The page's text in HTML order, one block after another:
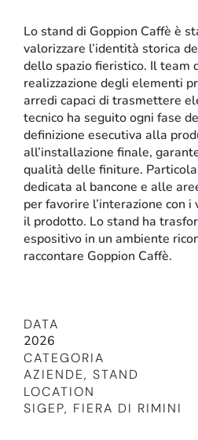
Retail
DATA
2026
CATEGORIA
AZIENDE, STAND
LOCATION
SIGEP, FIERA DI RIMINI
Lostanddi Goppion Caffè è
valorizzare l’identità storica
dello spazio fieristico. Il team
realizzazione degli elementi
arredi capaci di trasmettere
tecnico ha seguito ogni fase
definizione esecutiva alla
all’installazione finale,
qualità delle finiture.
dedicata al bancone e alle
per favorire l’interazione con
il prodotto. Lo stand ha
espositivo in un ambiente
raccontare Goppion Caffè.